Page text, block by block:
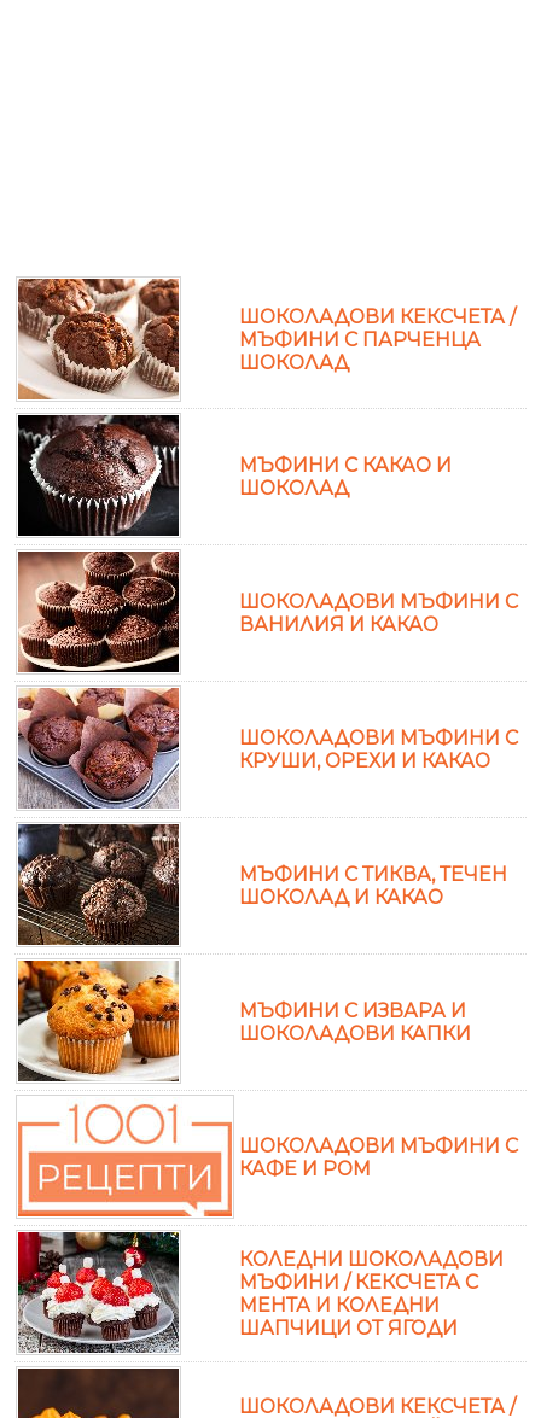
ШОКОЛАДОВИ КЕКСЧЕТА /
МЪФИНИ С ПАРЧЕНЦА
ШОКОЛАД
МЪФИНИ С КАКАО И
ШОКОЛАД
ШОКОЛАДОВИ МЪФИНИ С
ВАНИЛИЯ И КАКАО
ШОКОЛАДОВИ МЪФИНИ С
КРУШИ, ОРЕХИ И КАКАО
МЪФИНИ С ТИКВА, ТЕЧЕН
ШОКОЛАД И КАКАО
МЪФИНИ С ИЗВАРА И
ШОКОЛАДОВИ КАПКИ
ШОКОЛАДОВИ МЪФИНИ С
КАФЕ И РОМ
КОЛЕДНИ ШОКОЛАДОВИ
МЪФИНИ / КЕКСЧЕТА С
МЕНТА И КОЛЕДНИ
ШАПЧИЦИ ОТ ЯГОДИ
ШОКОЛАДОВИ КЕКСЧЕТА /